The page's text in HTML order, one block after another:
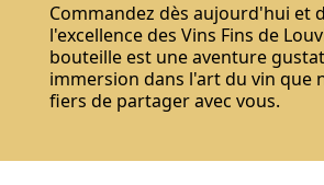
Commandez dès aujourd'hui et
l'excellence des Vins Fins de
bouteille est une aventure
immersion dans l'art du vin que
fiers de partager avec vous.